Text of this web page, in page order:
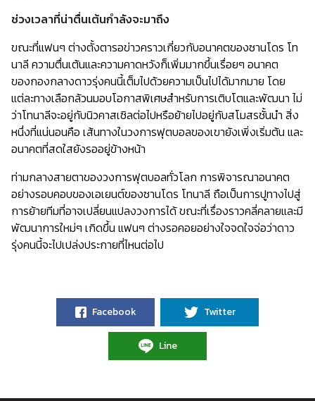
ช่วงเวลาที่น่าตื่นเต้นกำลังจะมาถึง
ขณะที่แฟนๆ ต่างตั้งตารอข่าวคราวเกี่ยวกับอนาคตของซานโดร โท
นาลี ความตื่นเต้นและความคาดหวังก็เพิ่มมากขึ้นเรื่อยๆ อนาคต
ของกองกลางดาวรุ่งคนนี้เต็มไปด้วยความเป็นไปได้มากมาย โดย
แต่ละทางเลือกล้วนมอบโอกาสพิเศษสำหรับการเติบโตและพัฒนา ไม่
ว่าโทนาลีจะอยู่กับนิวคาสเซิลต่อไปหรือย้ายไปอยู่กับสโมสรชั้นนำ สิ่ง
หนึ่งที่แน่นอนคือ เส้นทางในวงการฟุตบอลของเขายังเพิ่งเริ่มต้น และ
อนาคตที่สดใสยังรออยู่ข้างหน้า
ท่ามกลางสายตาของวงการฟุตบอลทั่วโลก การพิจารณาอนาคต
อย่างรอบคอบของเอเยนต์ของซานโดร โทนาลี ถือเป็นการปูทางไปสู่
การย้ายทีมที่อาจเปลี่ยนแปลงวงการได้ ขณะที่เรื่องราวคลี่คลายและมี
พัฒนาการใหม่ๆ เกิดขึ้น แฟนๆ ต่างรอคอยอย่างใจจดใจจ่อว่าดาว
รุ่งคนนี้จะไปเปล่งประกายที่ไหนต่อไป
Facebook Twitter
Line